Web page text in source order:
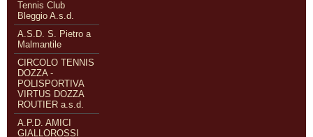
Tennis Club
Bleggio A.s.d.
A.S.D. S. Pietro a
Malmantile
CIRCOLO TENNIS
DOZZA -
POLISPORTIVA
VIRTUS DOZZA
ROUTIER a.s.d.
A.P.D. AMICI
GIALLOROSSI